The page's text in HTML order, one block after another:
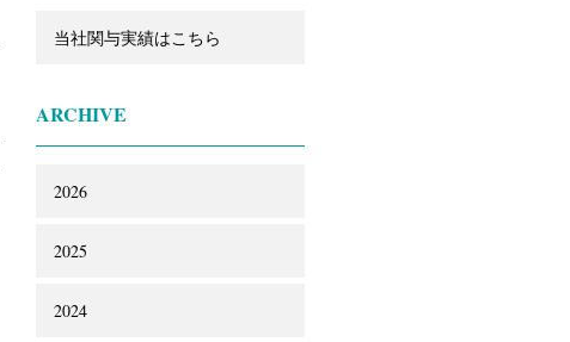
当社関与実績はこちら
ARCHIVE
2026
2025
2024